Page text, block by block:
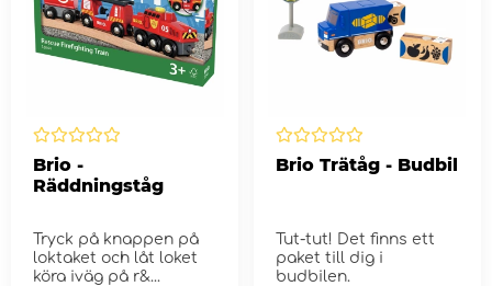
Brio -
Räddningståg
Tryck på knappen på
loktaket och låt loket
köra iväg på r&...
Brio Trätåg - Budbil
Tut-tut! Det finns ett
paket till dig i
budbilen.